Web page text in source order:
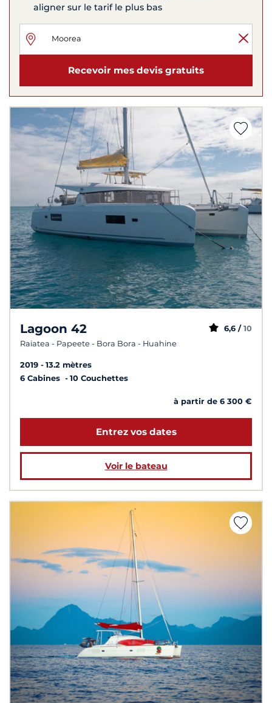
aligner sur le tarif le plus bas
Recevoir mes devis gratuits
Lagoon 42
Raiatea - Papeete - Bora Bora - Huahine
6,6 / 10
2019
13.2 mètres
6 Cabines
10 Couchettes
à partir de 6 300 €
Entrez vos dates
Voir le bateau